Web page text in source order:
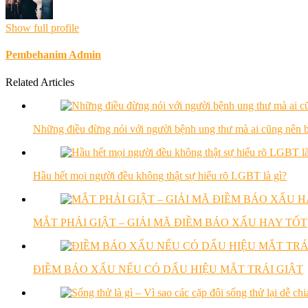
Show full profile
Pembehanim Admin
Related Articles
Những điều đừng nói với người bệnh ung thư mà ai cũng nên
Hầu hết mọi người đều không thật sự hiểu rõ LGBT là gì?
MẮT PHẢI GIẬT – GIẢI MÃ ĐIỀM BÁO XẤU HAY TỐT
ĐIỀM BÁO XẤU NẾU CÓ DẤU HIỆU MẮT TRÁI GIẬT